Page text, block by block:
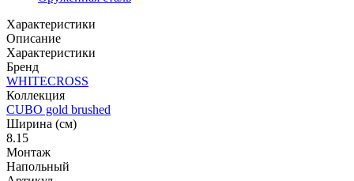
Характеристики
Описание
Характеристики
Бренд
WHITECROSS
Коллекция
CUBO gold brushed
Ширина (см)
8.15
Монтаж
Напольный